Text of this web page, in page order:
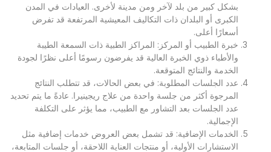
بشكل كبير من بلد لآخر ومن مدينة لأخرى. العيادات في المدن
الكبرى أو البلدان ذات التكاليف المعيشية المرتفعة قد تفرض
أسعارًا أعلى.
خبرة الطبيب أو المركز: المراكز الطبية ذات السمعة الطيبة
والأطباء ذوي الخبرة العالية قد يفرضون رسومًا أعلى نظرًا لجودة
الخدمة والنتائج المتوقعة.
عدد الجلسات المطلوبة: في بعض الحالات، قد تتطلب النتائج
المرجوة أكثر من جلسة واحدة من علاج ريجينيرا. عادةً ما يتم تحديد
عدد الجلسات بعد التشاور مع الطبيب، مما يؤثر على التكلفة
الإجمالية.
الخدمات الإضافية: قد تشمل بعض العروض خدمات إضافية مثل
الاستشارات الأولية، أو منتجات العناية اللاحقة، أو جلسات المتابعة،